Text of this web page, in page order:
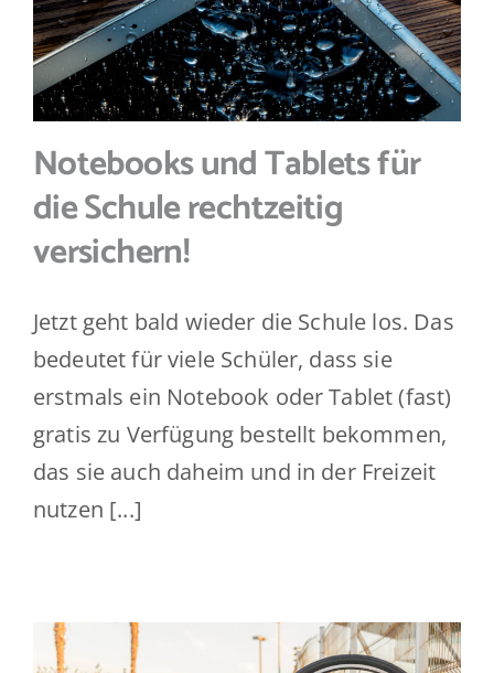
Notebooks und Tablets für
die Schule rechtzeitig
versichern!
Jetzt geht bald wieder die Schule los. Das
bedeutet für viele Schüler, dass sie
erstmals ein Notebook oder Tablet (fast)
gratis zu Verfügung bestellt bekommen,
das sie auch daheim und in der Freizeit
nutzen [...]